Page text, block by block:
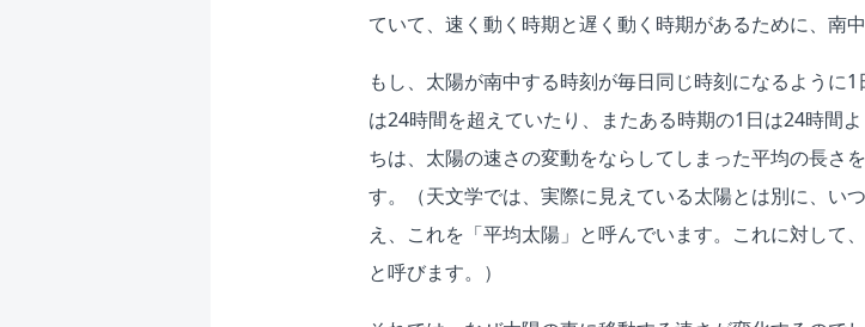
ていて、速く動く時期と遅く動く時期があるために、南
もし、太陽が南中する時刻が毎日同じ時刻になるように
は24時間を超えていたり、またある時期の1日は24時間
ちは、太陽の速さの変動をならしてしまった平均の長さ
す。（天文学では、実際に見えている太陽とは別に、い
え、これを「平均太陽」と呼んでいます。これに対して
と呼びます。）